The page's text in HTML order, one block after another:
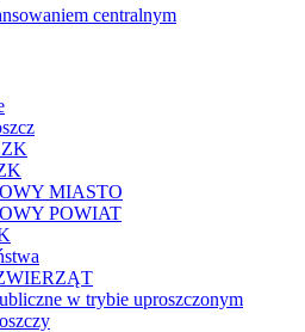
centralnym
MIASTO
POWIAT
w trybie uproszczonym